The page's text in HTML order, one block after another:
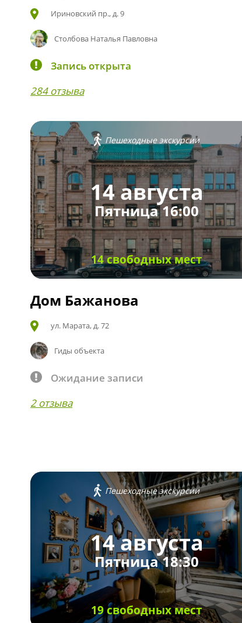
Ириновский пр., д. 9
Столбова Наталья Павловна
Запись открыта
284 отзыва
Пешеходные экскурсии
14 августа
Пятница 16:00
14 свободных мест
Дом Бажанова
ул. Марата, д. 72
Гиды объекта
Ожидание записи
2 отзыва
Пешеходные экскурсии
14 августа
Пятница 18:30
19 свободных мест